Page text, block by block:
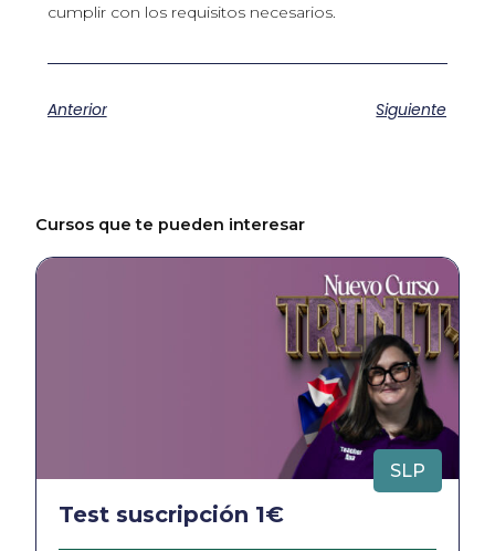
cumplir con los requisitos necesarios.
Anterior Siguiente
Cursos que te pueden interesar
SLP
Test suscripción 1€